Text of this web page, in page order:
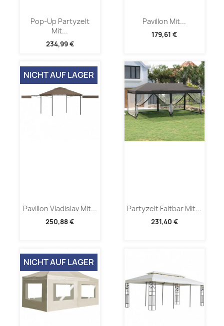
Pop-Up Partyzelt
Mit...
234,99 €
Pavillon Mit...
179,61 €
Pavillon Vladislav Mit...
250,88 €
NICHT AUF LAGER
Partyzelt Faltbar Mit...
231,40 €
NICHT AUF LAGER